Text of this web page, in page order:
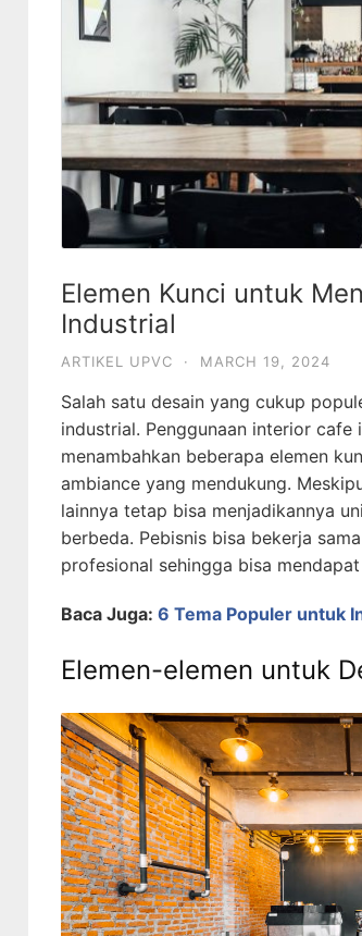
Elemen Kunci untuk
Industrial
ARTIKEL UPVC · MARCH 19, 2024
Salah satu desain yang cukup
industrial. Penggunaan interior cafe
menambahkan beberapa elemen
ambiance yang mendukung.
lainnya tetap bisa menjadikannya
berbeda. Pebisnis bisa bekerja
profesional sehingga bisa
Baca Juga: 6 Tema Populer untuk
Elemen-elemen untuk